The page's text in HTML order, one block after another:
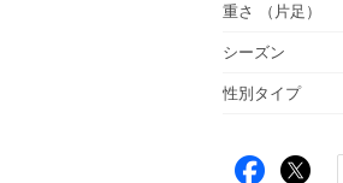
重さ （片足）
シーズン
性別タイプ